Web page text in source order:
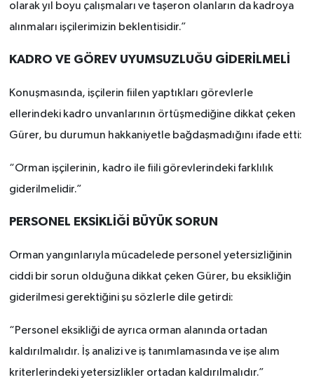
olarak yıl boyu çalışmaları ve taşeron olanların da kadroya
alınmaları işçilerimizin beklentisidir.”
KADRO VE GÖREV UYUMSUZLUĞU GİDERİLMELİ
Konuşmasında, işçilerin fiilen yaptıkları görevlerle
ellerindeki kadro unvanlarının örtüşmediğine dikkat çeken
Gürer, bu durumun hakkaniyetle bağdaşmadığını ifade etti:
“Orman işçilerinin, kadro ile fiili görevlerindeki farklılık
giderilmelidir.”
PERSONEL EKSİKLİĞİ BÜYÜK SORUN
Orman yangınlarıyla mücadelede personel yetersizliğinin
ciddi bir sorun olduğuna dikkat çeken Gürer, bu eksikliğin
giderilmesi gerektiğini şu sözlerle dile getirdi:
“Personel eksikliği de ayrıca orman alanında ortadan
kaldırılmalıdır. İş analizi ve iş tanımlamasında ve işe alım
kriterlerindeki yetersizlikler ortadan kaldırılmalıdır.”